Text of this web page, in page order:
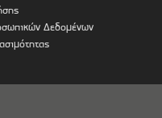
Δεδομένων